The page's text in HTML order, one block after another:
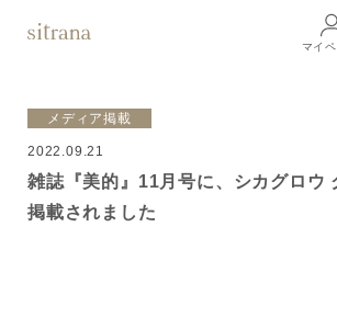
商品一覧 LINEUP
マイ
メディア掲載
2022.09.21
雑誌『美的』11月号に、シカグロウ
掲載されました